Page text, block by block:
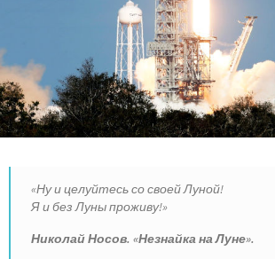
«Ну и целуйтесь со своей Луной!
Я и без Луны проживу!»
Николай Носов. «Незнайка на Луне».